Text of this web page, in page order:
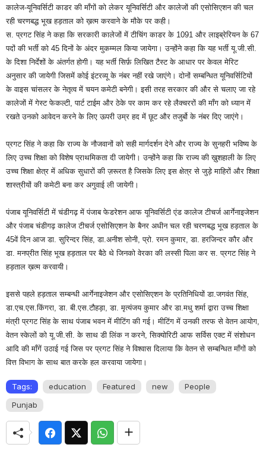
कालेज-यूनिवर्सिटी काडर की माँगों को लेकर यूनिवर्सिटी और कालेजों की एसोसिएशन की चल
रही चरणबद्ध भूख हड़ताल को ख़त्म करवाने के मौके पर कही।
स. प्रगट सिंह ने कहा कि सरकारी कालेजों में टीचिंग काडर के 1091 और लाइब्रेरियन के 67
पदों की भर्ती को 45 दिनों के अंदर मुकम्मल किया जायेगा। उन्होंने कहा कि यह भर्ती यू.जी.सी.
के दिशा निर्देशों के अंतर्गत होगी। यह भर्ती सिर्फ़ लिखित टैस्ट के आधार पर केवल मेरिट
अनुसार की जायेगी जिसमें कोई इंटरव्यू के नंबर नहीं रखे जाएंगे। दोनों सम्बन्धित यूनिवर्सिटियों
के वाइस चांसलर के नेतृत्व में चयन कमेटी बनेगी। इसी तरह सरकार की और से चलाए जा रहे
कालेजों में गेस्ट फेकल्टी, पार्ट टाईम और ठेके पर काम कर रहे लैक्चररों की माँग को ध्यान में
रखते उनको आवेदन करने के लिए ऊपरी उम्र हद में छूट और तजुर्बो के नंबर दिए जाएंगे।
प्रगट सिंह ने कहा कि राज्य के नौजवानों को सही मार्गदर्शन देने और राज्य के सुनहरी भविष्य के
लिए उच्च शिक्षा को विशेष प्राथमिकता दी जायेगी। उन्होंने कहा कि राज्य की ख़ुशहाली के लिए
उच्च शिक्षा क्षेत्र में अधिक सुधारों की ज़रूरत है जिसके लिए इस क्षेत्र से जुड़े माहिरों और शिक्षा
शास्त्रीयों की कमेटी बना कर अगुवाई ली जायेगी।
पंजाब यूनिवर्सिटी में चंडीगढ़ में पंजाब फेडरेशन आफ यूनिवर्सिटी एंड कालेज टीचर्ज आर्गेनाइजेशन
और पंजाब चंडीगढ़ कालेज टीचर्ज एसोसिएशन के बैनर अधीन चल रही चरणबद्ध भूख हड़ताल के
45वें दिन आज डा. सुरिन्दर सिंह, डा.अनीश सोनी, प्रो. रमन कुमार, डा. हरजिन्दर कौर और
डा. मनप्रीत सिंह भूख हड़ताल पर बैठे थे जिनको वेरका की लस्सी पिला कर स. प्रगट सिंह ने
हड़ताल ख़त्म करवायी।
इससे पहले हड़ताल सम्बन्धी आर्गेनाइजेशन और एसोसिएशन के प्रतिनिधियों डा.जगवंत सिंह,
डा.एच.एस.किंगरा, डा. बी.एस.टौहड़ा, डा. मृत्यंजय कुमार और डा.मधु शर्मा द्वारा उच्च शिक्षा
मंत्री प्रगट सिंह के साथ पंजाब भवन में मीटिंग की गई। मीटिंग में उनकी तरफ से वेतन आयोग,
वेतन स्केलों को यू.जी.सी. के साथ डी लिंक न करने, सिक्योरिटी आफ सर्विस एक्ट में संशोधन
आदि की माँगें उठाई गई जिस पर प्रगट सिंह ने विश्वास दिलाया कि वेतन से सम्बन्धित माँगों को
वित्त विभाग के साथ बात करके हल करवाया जायेगा।
Tags: education Featured new
People
Punjab